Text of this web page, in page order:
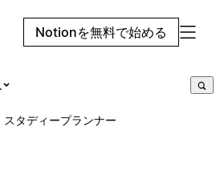
Notionを無料で始める
スタディープランナー